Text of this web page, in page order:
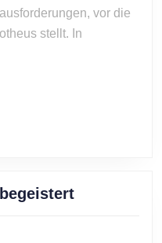
vor die
stellt. In
Stefanie